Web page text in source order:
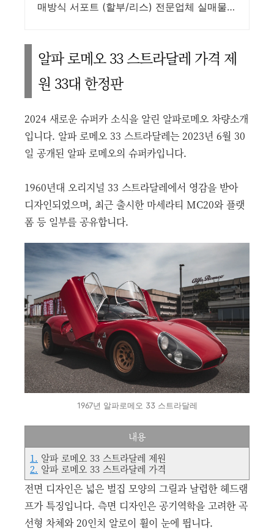
매방식 서포트 (할부/리스) 전문업체 실매물
알파 로메오 33 스트라달레 가격 제
원 33대 한정판
2024 새로운 슈퍼카 소식을 알린 알파로메오 차량소개
입니다. 알파 로메오 33 스트라달레는 2023년 6월 30
일 공개된 알파 로메오의 슈퍼카입니다.
1960년대 오리지널 33 스트라달레에서 영감을 받아
디자인되었으며, 최근 출시한 마세라티 MC20와 플랫
폼 등 일부를 공유합니다.
1967년 알파로메오 33 스트라달레
내용
1. 알파 로메오 33 스트라달레 제원
2. 알파 로메오 33 스트라달레 가격
전면 디자인은 넓은 벌집 모양의 그릴과 날렵한 헤드램
프가 특징입니다. 측면 디자인은 공기역학을 고려한 곡
선형 차체와 20인치 알로이 휠이 눈에 띕니다.